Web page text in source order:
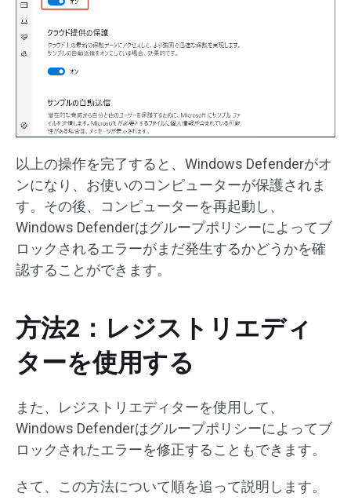
以上の操作を完了すると、Windows Defenderがオ
ンになり、お使いのコンピューターが保護されま
す。その後、コンピューターを再起動し、
Windows Defenderはグループポリシーによってブ
ロックされるエラーがまだ発生するかどうかを確
認することができます。
方法2：レジストリエディ
ターを使用する
また、レジストリエディターを使用して、
Windows Defenderはグループポリシーによってブ
ロックされたエラーを修正することもできます。
さて、この方法について順を追って説明します。